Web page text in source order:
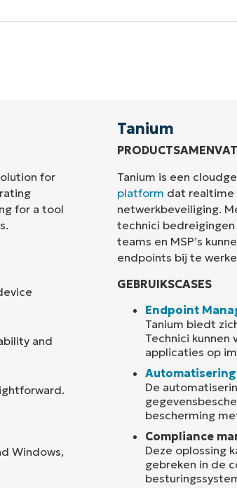
for
for a tool
and
Windows,
Tanium
Tanium is een
platform dat realtime
netwerkbeveiliging.
technici
teams en MSP’s
endpoints bij te
GEBRUIKSCASES
Endpoint
Tanium biedt
Technici
applicaties op
Automatisering
De
bescherming
Compliance
Deze oplossing
gebreken in de
Company